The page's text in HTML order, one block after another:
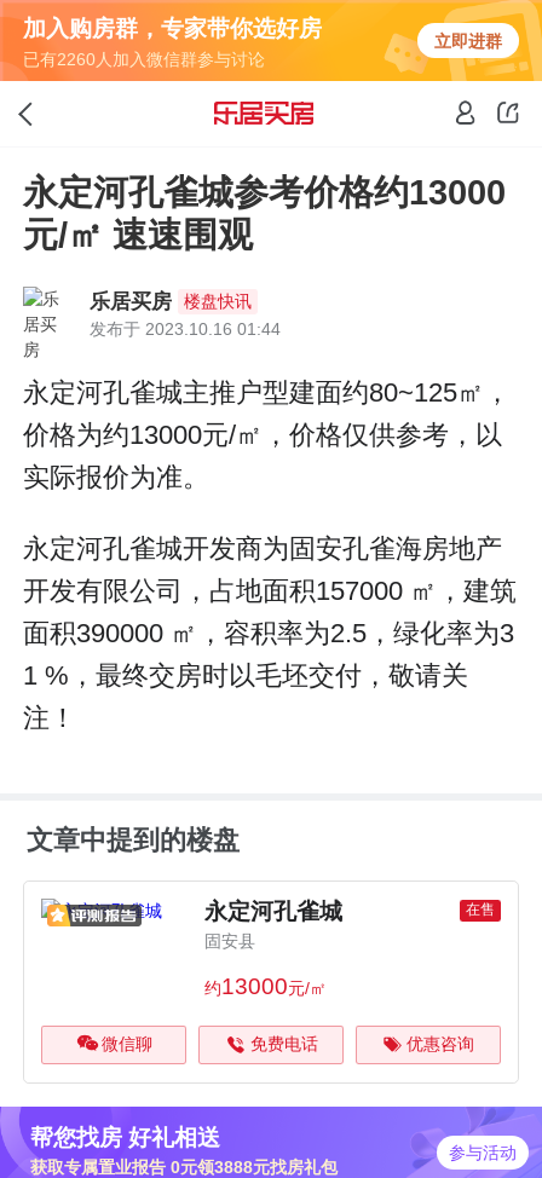
加入购房群，专家带你选好房
已有2260人加入微信群参与讨论
立即进群
永定河孔雀城参考价格约13000
元/㎡ 速速围观
乐居买房
楼盘快讯
发布于 2023.10.16 01:44
永定河孔雀城主推户型建面约80~125㎡，
价格为约13000元/㎡，价格仅供参考，以
实际报价为准。
永定河孔雀城开发商为固安孔雀海房地产
开发有限公司，占地面积157000 ㎡，建筑
面积390000 ㎡，容积率为2.5，绿化率为3
1 %，最终交房时以毛坯交付，敬请关
注！
文章中提到的楼盘
永定河孔雀城 在售
固安县
约13000元/㎡
微信聊 免费电话 优惠咨询
帮您找房 好礼相送
获取专属置业报告 0元领3888元找房礼包
参与活动